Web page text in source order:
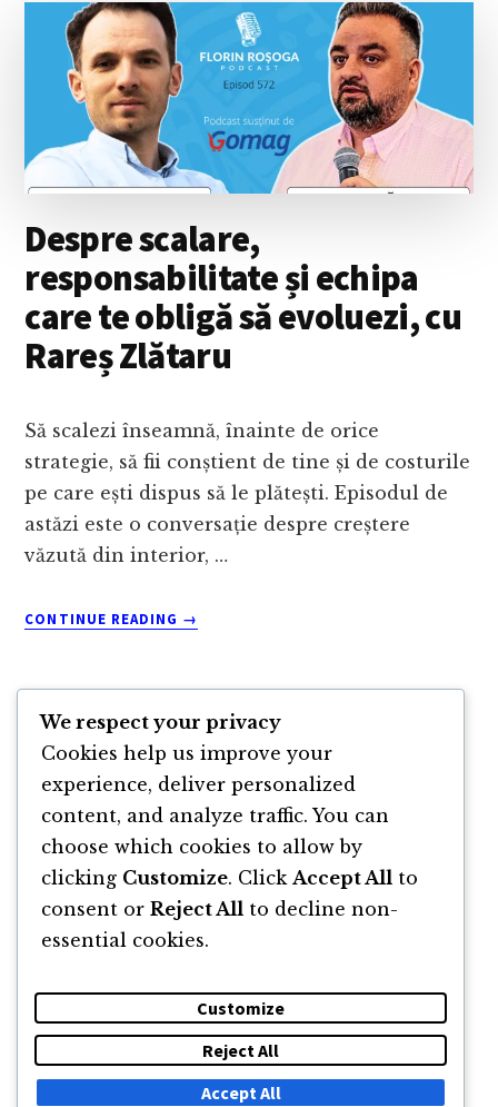
ARATĂ
INTELIGENȚA
ARTIFICIALĂ
PUSĂ
LA
LUCRU,
BOGDAN
VAIDA
Despre scalare,
responsabilitate și echipa
care te obligă să evoluezi, cu
Rareș Zlătaru
Să scalezi înseamnă, înainte de orice
strategie, să fii conștient de tine și de costurile
pe care ești dispus să le plătești. Episodul de
astăzi este o conversație despre creștere
văzută din interior, …
CONTINUE READING
ABOUT
RESPONSABILITATE
ECHIPA
CARE
TE
OBLIGĂ
EVOLUEZI,
CU
RAREȘ
ZLĂTARU
→
«Go
to
Previous Page Page
1 Page
2
Page
5
Interim
pages
omitted
… Page
153
Go
to
Next Page »
DESPRE NEWSLETTER CĂUTARE CONTACT
We respect your privacy
Cookies help us improve your
experience, deliver personalized
content, and analyze traffic. You can
choose which cookies to allow by
clicking Customize. Click Accept All to
consent or Reject All to decline non-
essential cookies.
Customize
Reject All
Accept All